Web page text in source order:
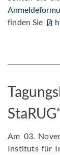
finden Sie
Am 03.
Instituts für